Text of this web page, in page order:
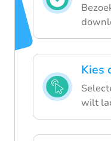
Kies
wilt